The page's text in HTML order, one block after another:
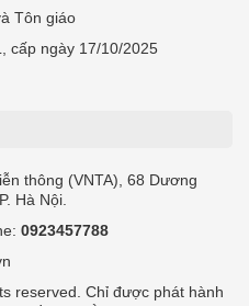
Tôn giáo
cấp ngày 17/10/2025
thông (VNTA), 68 Dương
Hà Nội.
0923457788
reserved. Chỉ được phát hành